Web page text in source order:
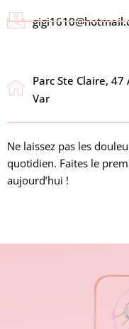
Parc Ste Claire,
Var
Ne laissez pas les
quotidien. Faites le
aujourd’hui !